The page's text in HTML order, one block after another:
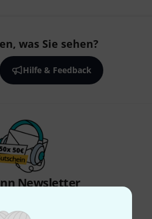
was Sie sehen?
Hilfe & Feedback
Newsletter
und gewinne mit
Gutscheinen